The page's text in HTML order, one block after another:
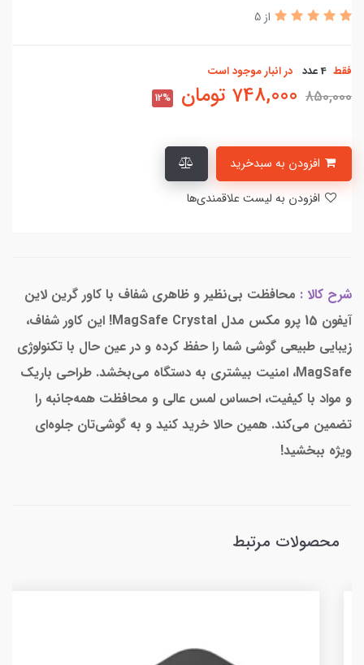
از 5
فقط 4 عدد در انبار موجود است
850,000
748,000 تومان 12%
شرح کالا : محافظت بی‌نظیر و ظاهری شفاف با کاور گرین لاین
آیفون 15 پرو مکس مدل MagSafe Crystal! این کاور شفاف،
زیبایی طبیعی گوشی شما را حفظ کرده و در عین حال با تکنولوژی
MagSafe، امنیت بیشتری به دستگاه می‌بخشد. طراحی باریک
و مواد با کیفیت، احساس لمس عالی و محافظت همه‌جانبه را
تضمین می‌کند. همین حالا خرید کنید و به گوشی‌تان جلوه‌ای
ویژه ببخشید!
محصولات مرتبط